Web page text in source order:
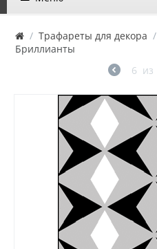
/ Трафареты для декора /
Бриллианты
6 из